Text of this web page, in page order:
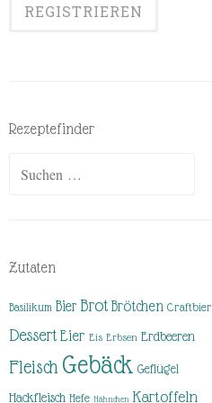
Rezeptefinder
Zutaten
Basilikum Bier Brot Brötchen Craftbier
Dessert Eier Eis Erbsen Erdbeeren
Fleisch Gebäck Geflügel
Hackfleisch Hefe Hähnchen Kartoffeln